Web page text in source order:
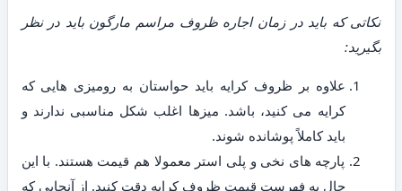
نکاتی که باید در زمان اجاره ظروف مراسم مارگون باید در نظر
بگیرید:
علاوه بر ظروف کرایه باید حواستان به رومیزی هایی که
کرایه می کنید، باشد. میزها اغلب شکل مناسبی ندارند و
باید کاملاً پوشانده شوند.
پارچه های نخی و پلی استر معمولا هم قیمت هستند. با این
حال به فهرست قیمت ظروف کرایه دقت کنید. از آنجایی که